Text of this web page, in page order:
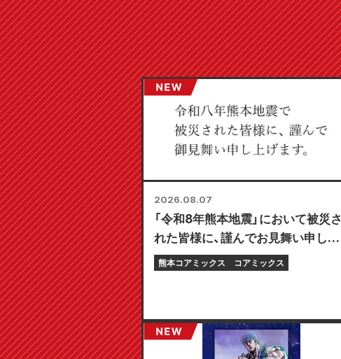
2026.08.07
「令和8年熊本地震」において被災さ
れた皆様に、謹んでお見舞い申し上
げます。
熊本コアミックス コアミックス